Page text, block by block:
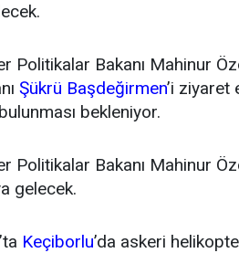
Politikalar Bakanı Mahinur
Şükrü Başdeğirmen’i ziyaret
bekleniyor.
Politikalar Bakanı Mahinur
gelecek.
Keçiborlu’da askeri